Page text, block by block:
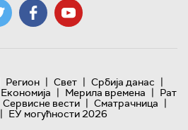
Регион | Свет | Србија данас |
Економија | Мерила времена | Рат
Сервисне вести | Сматрачница |
| ЕУ могућности 2026